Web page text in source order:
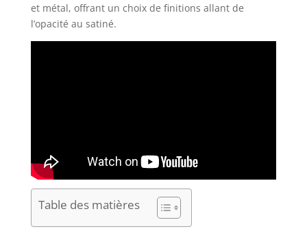
et métal, offrant un choix de finitions allant de
l’opacité au satiné.
Table des matières